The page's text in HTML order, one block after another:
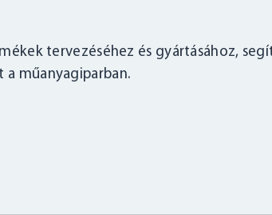
tervezéséhez és gyártásához,
műanyagiparban.